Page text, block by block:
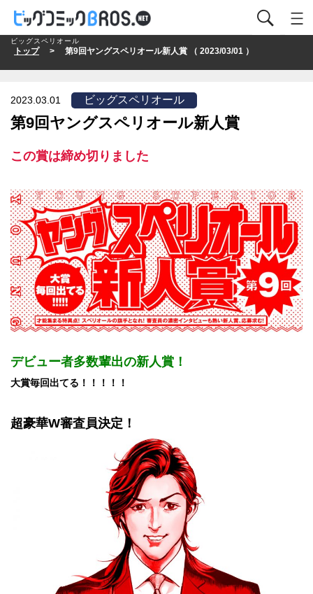
トップ> 第9回ヤングスペリオール新人賞 （ 2023/03/01 ）
ビッグスペリオール
2023.03.01
第9回ヤングスペリオール新人賞
ビッグスペリオール
この賞は締め切りました
デビュー者多数輩出の新人賞！
大賞毎回出てる！！！！！
超豪華W審査員決定！